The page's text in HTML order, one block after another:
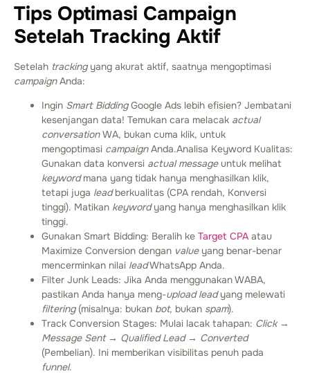
Tips Optimasi Campaign
Setelah Tracking Aktif
Setelah trackingyang akurat aktif, saatnya mengoptimasi
campaignAnda:
Ingin Smart BiddingGoogle Ads lebih efisien? Jembatani
kesenjangan data! Temukan cara melacak actual
conversationWA, bukan cuma klik, untuk
mengoptimasi campaignAnda.Analisa Keyword Kualitas:
Gunakan data konversi actual messageuntuk melihat
keywordmana yang tidak hanya menghasilkan klik,
tetapi juga leadberkualitas (CPA rendah, Konversi
tinggi). Matikan keywordyang hanya menghasilkan klik
tinggi.
Gunakan Smart Bidding: Beralih ke Target CPA atau
Maximize Conversion dengan valueyang benar-benar
mencerminkan nilai leadWhatsApp Anda.
Filter Junk Leads: Jika Anda menggunakan WABA,
pastikan Anda hanya meng-upload leadyang melewati
filtering(misalnya: bukan bot, bukan spam).
Track Conversion Stages: Mulai lacak tahapan: Click→
Message Sent→ Qualified Lead→ Converted
(Pembelian). Ini memberikan visibilitas penuh pada
funnel.